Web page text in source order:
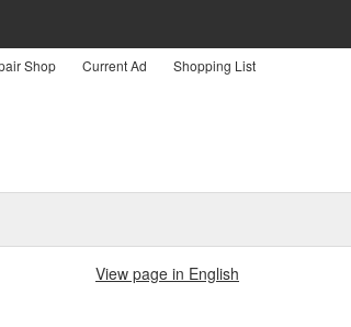
Shop Current Ad Shopping List
View page in English